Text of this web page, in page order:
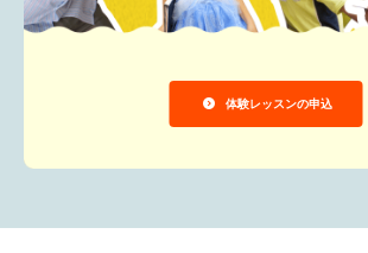
体験レッスンの申込